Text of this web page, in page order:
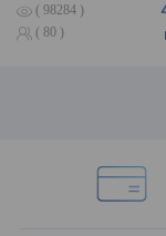
( 98284 )
( 80 )